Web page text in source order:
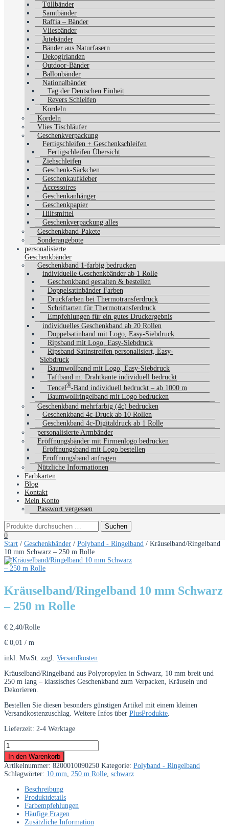
Tüllbänder
Samtbänder
Raffia – Bänder
Vliesbänder
Jutebänder
Bänder aus Naturfasern
Dekogirlanden
Outdoor-Bänder
Ballonbänder
Nationalbänder
Tag der Deutschen Einheit
Revers Schleifen
Kordeln
Kordeln
Vlies Tischläufer
Geschenkverpackung
Fertigschleifen + Geschenkschleifen
Fertigschleifen Übersicht
Ziehschleifen
Geschenk-Säckchen
Geschenkaufkleber
Accessoires
Geschenkanhänger
Geschenkpapier
Hilfsmittel
Geschenkverpackung alles
Geschenkband-Pakete
Sonderangebote
personalisierte
Geschenkbänder
Geschenkband 1-farbig bedrucken
individuelle Geschenkbänder ab 1 Rolle
Geschenkband gestalten & bestellen
Doppelsatinbänder Farben
Druckfarben bei Thermotransferdruck
Schriftarten für Thermotransferdruck
Empfehlungen für ein gutes Druckergebnis
individuelles Geschenkband ab 20 Rollen
Doppelsatinband mit Logo, Easy-Siebdruck
Ripsband mit Logo, Easy-Siebdruck
Ripsband Satinstreifen personalisiert, Easy-
Siebdruck
Baumwollband mit Logo, Easy-Siebdruck
Taftband m. Drahtkante individuell bedruckt
Tencel®-Band individuell bedruckt – ab 1000 m
Baumwollringelband mit Logo bedrucken
Geschenkband mehrfarbig (4c) bedrucken
Geschenkband 4c-Druck ab 10 Rollen
Geschenkband 4c-Digitaldruck ab 1 Rolle
personalisierte Armbänder
Eröffnungsbänder mit Firmenlogo bedrucken
Eröffnungsband mit Logo bestellen
Eröffnungsband anfragen
Nützliche Informationen
Farbkarten
Blog
Kontakt
Mein Konto
Passwort vergessen
0
Start / Geschenkbänder / Polyband - Ringelband / Kräuselband/Ringelband
10 mm Schwarz – 250 m Rolle
Kräuselband/Ringelband 10 mm Schwarz
– 250 m Rolle
€ 2,40/Rolle
€ 0,01 / m
inkl. MwSt. zzgl. Versandkosten
Kräuselband/Ringelband aus Polypropylen in Schwarz, 10 mm breit und
250 m lang – klassisches Geschenkband zum Verpacken, Kräuseln und
Dekorieren.
Bestellen Sie diesen besonders günstigen Artikel mit einem kleinen
Versandkostenzuschlag. Weitere Infos über PlusProdukte.
Lieferzeit: 2-4 Werktage
Kräuselband/Ringelband
10
mm
Schwarz
–
Rolle
Menge
In den Warenkorb
Artikelnummer: 8200010090250 Kategorie: Polyband - Ringelband
Schlagwörter: 10 mm, 250 m Rolle, schwarz
Beschreibung
Produktdetails
Farbempfehlungen
Häufige Fragen
Zusätzliche Information